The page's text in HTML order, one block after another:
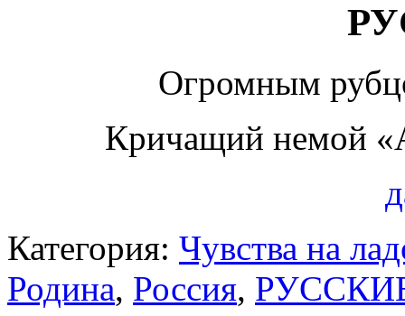
Огромным
Кричащий немой
Категория: Чувства на
Родина, Россия,